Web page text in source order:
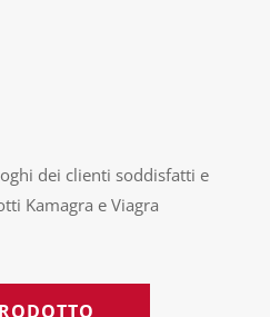
dei clienti soddisfatti e
Kamagra e Viagra